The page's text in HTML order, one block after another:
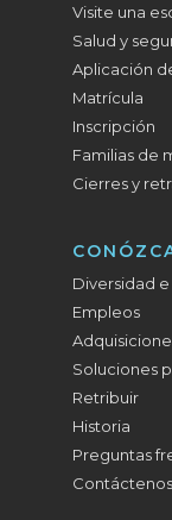
Visite una
Salud y
Aplicación
Matrícula
Inscripción
Familias de
Cierres y
Diversidad
Empleos
Soluciones
Retribuir
Historia
Preguntas
Contáctenos